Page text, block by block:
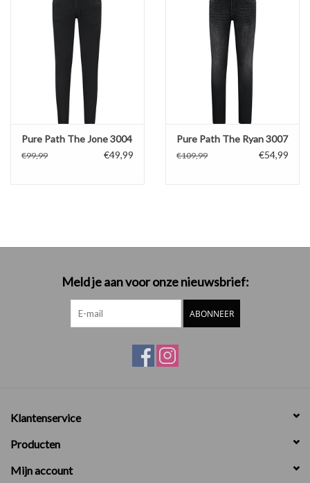
Pure Path The Jone 3004
€99,99 €49,99
Pure Path The Ryan 3007
€109,99 €54,99
Meld je aan voor onze nieuwsbrief:
ABONNEER
Klantenservice
Producten
Mijn account